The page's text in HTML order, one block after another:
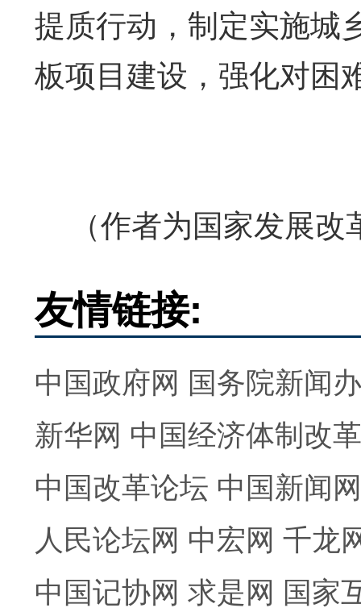
提质行动，制定实施城
板项目建设，强化对困
（作者为国家发展改
友情链接:
中国政府网 国务院新闻
新华网 中国经济体制改
中国改革论坛 中国新闻网
人民论坛网 中宏网 千龙
中国记协网 求是网 国家